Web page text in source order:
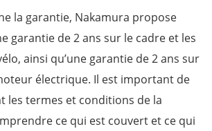
la garantie, Nakamura propose
garantie de 2 ans sur le cadre et les
ainsi qu’une garantie de 2 ans sur
électrique. Il est important de
les termes et conditions de la
ce qui est couvert et ce qui